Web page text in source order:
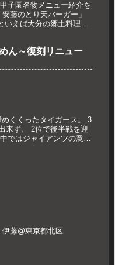
子園名物メニュー紹介を
藤のとり天バーガー」
いえば大分の郷土料理で
ん～復刻リニュー
くくったタイガース。 3
来ず、 2位で後半戦を迎
ではジャイアンツの意地
藤@東京都北区